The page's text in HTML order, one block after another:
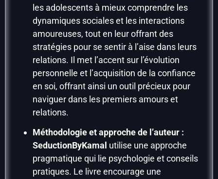
les adolescents à mieux comprendre les
dynamiques sociales et les interactions
amoureuses, tout en leur offrant des
stratégies pour se sentir à l’aise dans leurs
relations. Il met l’accent sur l’évolution
personnelle et l’acquisition de la confiance
en soi, offrant ainsi un outil précieux pour
naviguer dans les premiers amours et
relations.
Méthodologie et approche de l’auteur :
SeductionByKamal utilise une approche
pragmatique qui lie psychologie et conseils
pratiques. Le livre encourage une